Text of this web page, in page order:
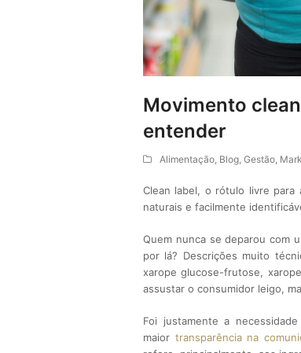
Movimento
entender
Alimentação, Blog, Gestão,
Clean label, o rótulo livre
naturais e facilmente
Quem nunca se deparou com
por lá? Descrições muito
xarope glucose-frutose,
assustar o consumidor leigo,
Foi justamente a
maior transparência na